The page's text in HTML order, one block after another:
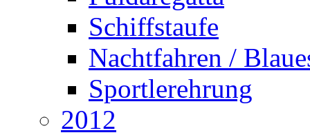
Schiffstaufe
Nachtfahren /
Sportlerehrung
2012